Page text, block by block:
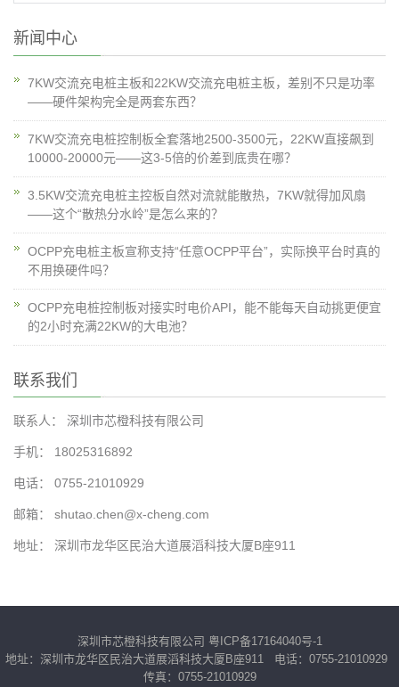
新闻中心
7KW交流充电桩主板和22KW交流充电桩主板，差别不只是功率
——硬件架构完全是两套东西？
7KW交流充电桩控制板全套落地2500-3500元，22KW直接飙到
10000-20000元——这3-5倍的价差到底贵在哪？
3.5KW交流充电桩主控板自然对流就能散热，7KW就得加风扇
——这个“散热分水岭”是怎么来的？
OCPP充电桩主板宣称支持“任意OCPP平台”，实际换平台时真的
不用换硬件吗？
OCPP充电桩控制板对接实时电价API，能不能每天自动挑更便宜
的2小时充满22KW的大电池？
联系我们
联系人： 深圳市芯橙科技有限公司
手机： 18025316892
电话： 0755-21010929
邮箱： shutao.chen@x-cheng.com
地址： 深圳市龙华区民治大道展滔科技大厦B座911
深圳市芯橙科技有限公司 粤ICP备17164040号-1
地址：深圳市龙华区民治大道展滔科技大厦B座911 电话：0755-21010929
传真：0755-21010929